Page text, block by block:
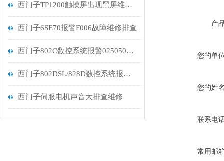
西门子TP1200触摸屏出现黑屏维修解决
西门子6SE70报警F006故障维修排查
西门子802C数控系统报警025050排查故障维修方法
西门子802DSL/828D数控系统报警230001故障解决
西门子伺服电机声音大排查维修
产
您的单
您的姓
联系电
常用邮